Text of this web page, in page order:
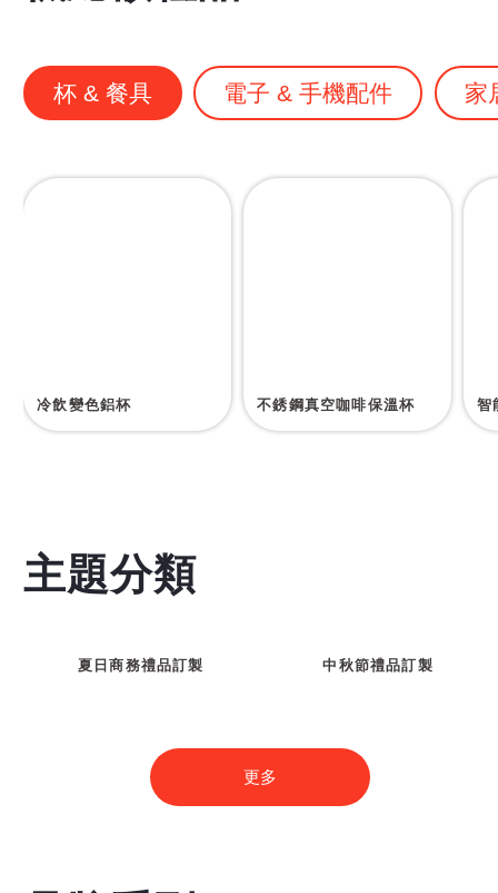
杯 & 餐具 電子 & 手機配件 家
冷飲變色鋁杯 不銹鋼真空咖啡保溫杯 智
主題分類
夏日商務禮品訂製 中秋節禮品訂製
更多